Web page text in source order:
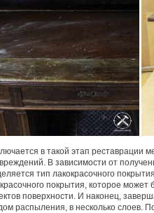
в такой этап
В зависимости от
тип лакокрасочного
покрытия, которое
поверхности. И наконец,
распыления, в несколько слоев.